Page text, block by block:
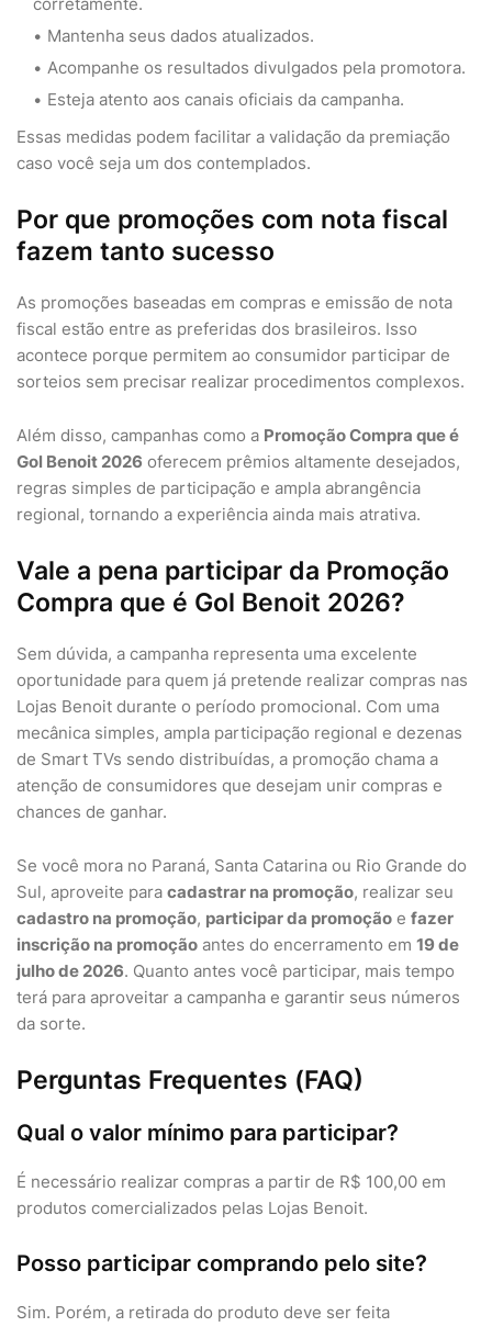
Mantenha seus dados atualizados.
Acompanhe os resultados divulgados pela promotora.
Esteja atento aos canais oficiais da campanha.
Essas medidas podem facilitar a validação da premiação
caso você seja um dos contemplados.
Por que promoções com nota fiscal
fazem tanto sucesso
As promoções baseadas em compras e emissão de nota
fiscal estão entre as preferidas dos brasileiros. Isso
acontece porque permitem ao consumidor participar de
sorteios sem precisar realizar procedimentos complexos.
Além disso, campanhas como a Promoção Compra que é
Gol Benoit 2026 oferecem prêmios altamente desejados,
regras simples de participação e ampla abrangência
regional, tornando a experiência ainda mais atrativa.
Vale a pena participar da Promoção
Compra que é Gol Benoit 2026?
Sem dúvida, a campanha representa uma excelente
oportunidade para quem já pretende realizar compras nas
Lojas Benoit durante o período promocional. Com uma
mecânica simples, ampla participação regional e dezenas
de Smart TVs sendo distribuídas, a promoção chama a
atenção de consumidores que desejam unir compras e
chances de ganhar.
Se você mora no Paraná, Santa Catarina ou Rio Grande do
Sul, aproveite para cadastrar na promoção, realizar seu
cadastro na promoção, participar da promoção e fazer
inscrição na promoção antes do encerramento em 19 de
julho de 2026. Quanto antes você participar, mais tempo
terá para aproveitar a campanha e garantir seus números
da sorte.
Perguntas Frequentes (FAQ)
Qual o valor mínimo para participar?
É necessário realizar compras a partir de R$ 100,00 em
produtos comercializados pelas Lojas Benoit.
Posso participar comprando pelo site?
Sim. Porém, a retirada do produto deve ser feita